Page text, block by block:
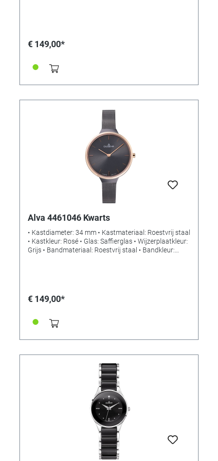
€ 149,00*
Alva 4461046 Kwarts
• Kastdiameter: 34 mm • Kastmateriaal: Roestvrij staal
• Kastkleur: Rosé • Glas: Saffierglas • Wijzerplaatkleur:
Grijs • Bandmateriaal: Roestvrij staal • Bandkleur:
€ 149,00*